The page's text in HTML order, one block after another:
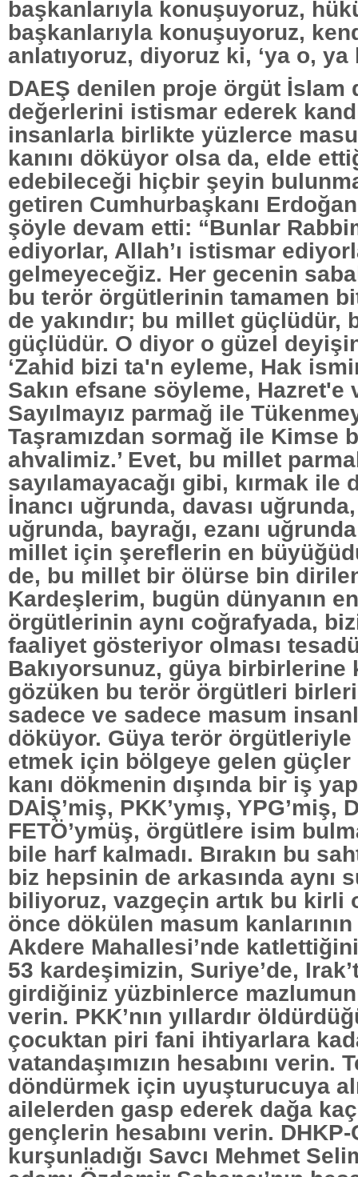
başkanlarıyla konuşuyoruz,
başkanlarıyla konuşuyoruz,
anlatıyoruz, diyoruz ki, ‘ya o, ya
DAEŞ denilen proje örgüt İslam
değerlerini istismar ederek
insanlarla birlikte yüzlerce
kanını döküyor olsa da, elde
edebileceği hiçbir şeyin
getiren Cumhurbaşkanı
şöyle devam etti: “Bunlar
ediyorlar, Allah’ı istismar
gelmeyeceğiz. Her gecenin
bu terör örgütlerinin tamamen
de yakındır; bu millet güçlüdür,
güçlüdür. O diyor o güzel
‘Zahid bizi ta'n eyleme, Hak
Sakın efsane söyleme, Hazret'e
Sayılmayız parmağ ile
Taşramızdan sormağ ile Kimse
ahvalimiz.’ Evet, bu millet
sayılamayacağı gibi, kırmak ile
İnancı uğrunda, davası
uğrunda, bayrağı, ezanı
millet için şereflerin en
de, bu millet bir ölürse bin
Kardeşlerim, bugün dünyanın
örgütlerinin aynı coğrafyada,
faaliyet gösteriyor olması
Bakıyorsunuz, güya birbirlerine
gözüken bu terör örgütleri
sadece ve sadece masum
döküyor. Güya terör örgütleriyle
etmek için bölgeye gelen güçler
kanı dökmenin dışında bir iş
DAİŞ’miş, PKK’ymış, YPG’miş,
FETÖ’ymüş, örgütlere isim
bile harf kalmadı. Bırakın bu
biz hepsinin de arkasında aynı
biliyoruz, vazgeçin artık bu kirli
önce dökülen masum kanlarının
Akdere Mahallesi’nde
53 kardeşimizin, Suriye’de,
girdiğiniz yüzbinlerce mazlumun
verin. PKK’nın yıllardır
çocuktan piri fani ihtiyarlara
vatandaşımızın hesabını verin.
döndürmek için uyuşturucuya
ailelerden gasp ederek dağa
gençlerin hesabını verin.
kurşunladığı Savcı Mehmet